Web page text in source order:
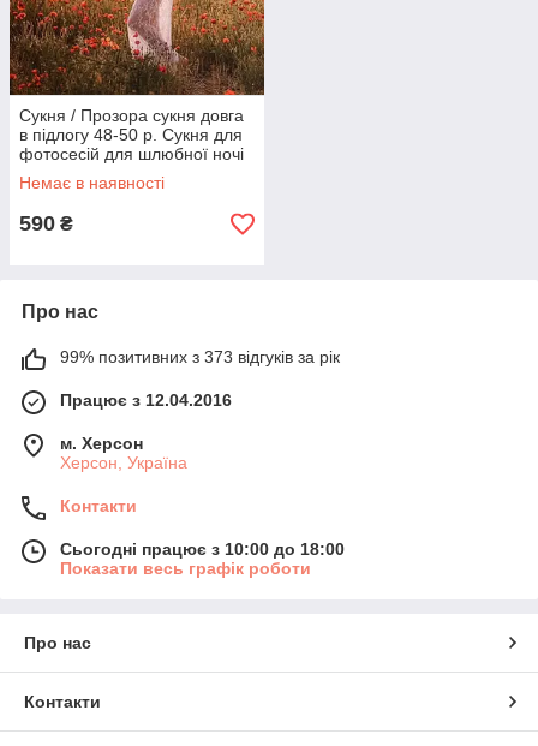
Сукня / Прозора сукня довга
в підлогу 48-50 р. Сукня для
фотосесій для шлюбної ночі
Гіпюр
Немає в наявності
590 ₴
Про нас
99% позитивних з 373 відгуків за рік
Працює з 12.04.2016
м. Херсон
Херсон, Україна
Контакти
Сьогодні працює з 10:00 до 18:00
Показати весь графік роботи
Про нас
Контакти